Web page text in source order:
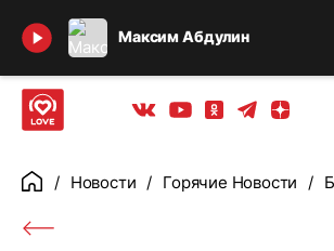
Максим Абдулин
Найти
Вконтакте
YoutubeОдноклассники
Телеграм
Яндекс
ГлавнаяНовости Горячие Новости